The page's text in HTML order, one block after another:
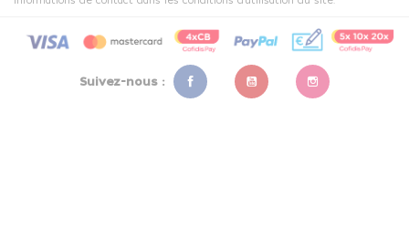
Suivez-nous :
FacebookYouTubeInstagram